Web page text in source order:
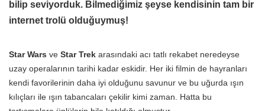
bilip seviyorduk. Bilmediğimiz şeyse kendisinin tam bir
internet trolü olduğuymuş!
Star Wars ve Star Trek arasındaki acı tatlı rekabet neredeyse
uzay operalarının tarihi kadar eskidir. Her iki filmin de hayranları
kendi favorilerinin daha iyi olduğunu savunur ve bu uğurda ışın
kılıçları ile ışın tabancaları çekilir kimi zaman. Hatta bu